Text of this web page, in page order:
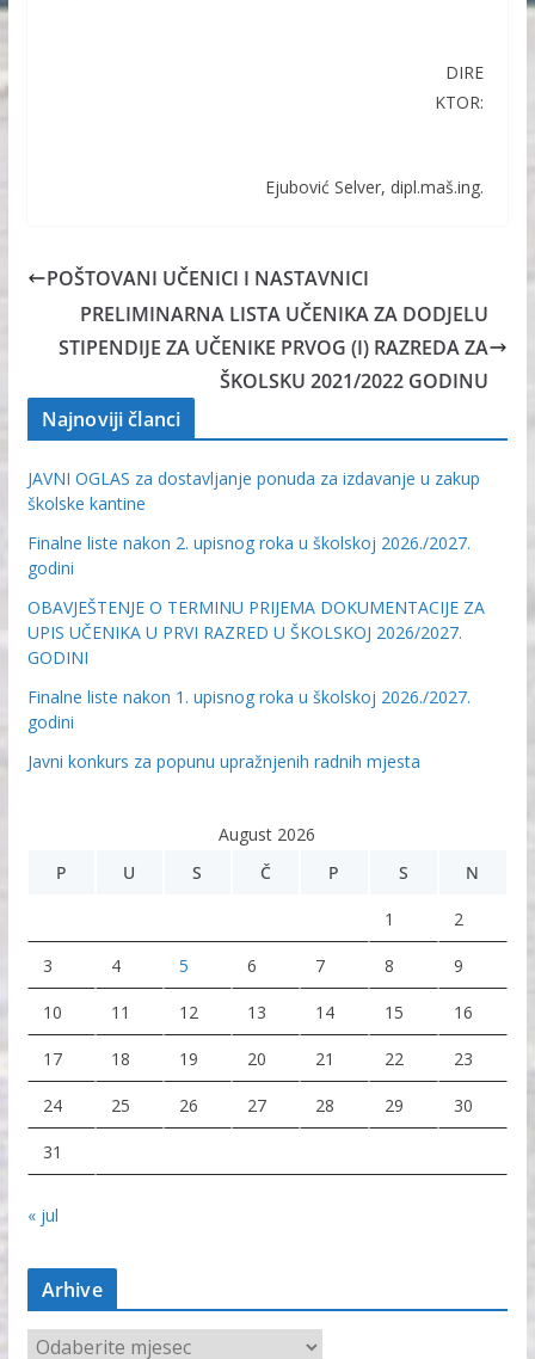
DIRE
KTOR:
Ejubović Selver, dipl.maš.ing.
POŠTOVANI UČENICI I NASTAVNICI
PRELIMINARNA LISTA UČENIKA ZA DODJELU
STIPENDIJE ZA UČENIKE PRVOG (I) RAZREDA ZA
ŠKOLSKU 2021/2022 GODINU
Najnoviji članci
JAVNI OGLAS za dostavljanje ponuda za izdavanje u zakup
školske kantine
Finalne liste nakon 2. upisnog roka u školskoj 2026./2027.
godini
OBAVJEŠTENJE O TERMINU PRIJEMA DOKUMENTACIJE ZA
UPIS UČENIKA U PRVI RAZRED U ŠKOLSKOJ 2026/2027.
GODINI
Finalne liste nakon 1. upisnog roka u školskoj 2026./2027.
godini
Javni konkurs za popunu upražnjenih radnih mjesta
August 2026
P
U S Č P S N
1 2
3 4 5 6 7 8 9
10 11 12 13 14 15 16
17 18 19 20 21 22 23
24 25 26 27 28 29 30
31
« jul
Arhive
A